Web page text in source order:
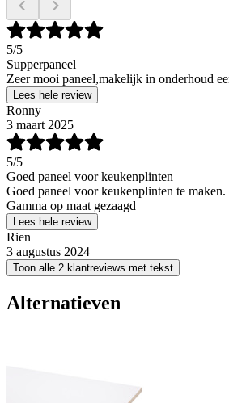
5/5
Supperpaneel
Zeer mooi paneel,makelijk in onderhoud
Lees hele review
Ronny
3 maart 2025
5/5
Goed paneel voor keukenplinten
Goed paneel voor keukenplinten te
Gamma op maat gezaagd
Lees hele review
Rien
3 augustus 2024
Toon alle 2 klantreviews met tekst
Alternatieven